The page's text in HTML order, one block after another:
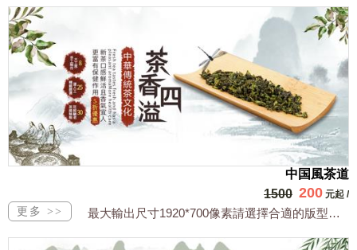
中国風茶道
1500 200 元起 /
最大輸出尺寸1920*700像素請選擇合適的版型，文字或相關商品圖須由買方提供文...